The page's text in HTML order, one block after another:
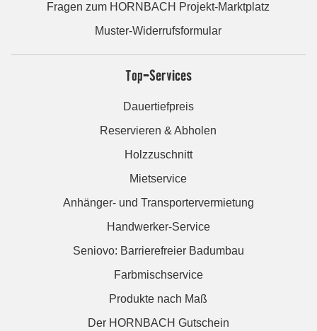
Fragen zum HORNBACH Projekt-Marktplatz
Muster-Widerrufsformular
Top-Services
Dauertiefpreis
Reservieren & Abholen
Holzzuschnitt
Mietservice
Anhänger- und Transportervermietung
Handwerker-Service
Seniovo: Barrierefreier Badumbau
Farbmischservice
Produkte nach Maß
Der HORNBACH Gutschein